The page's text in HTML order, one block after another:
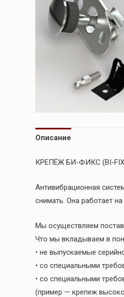
Описание
КРЕПЁЖ БИ-ФИКС (BI-
Антивибрационная
снимать. Она работает
Мы осуществляем
Что мы вкладываем в
• не выпускаемые
• со специальными
• со специальными
(пример — крепеж